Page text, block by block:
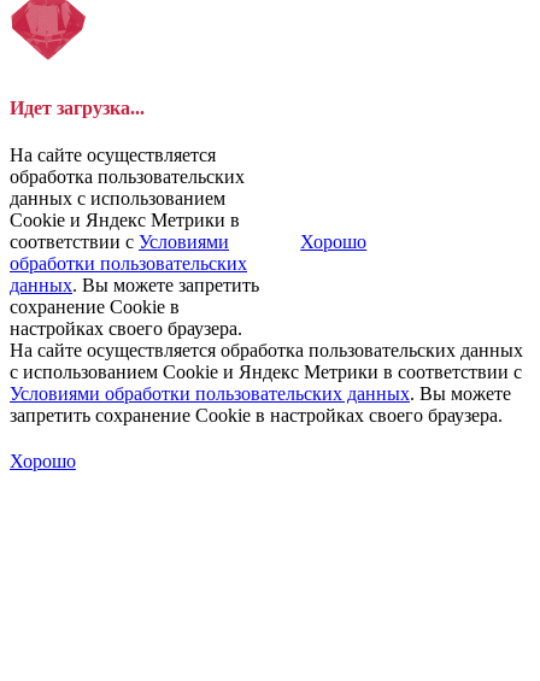
Идет загрузка...
На сайте осуществляется
обработка пользовательских
данных с использованием
Cookie и Яндекс Метрики в
соответствии с Условиями
обработки пользовательских
данных. Вы можете запретить
сохранение Cookie в
настройках своего браузера.
Хорошо
На сайте осуществляется обработка пользовательских данных
с использованием Cookie и Яндекс Метрики в соответствии с
Условиями обработки пользовательских данных. Вы можете
запретить сохранение Cookie в настройках своего браузера.
Хорошо